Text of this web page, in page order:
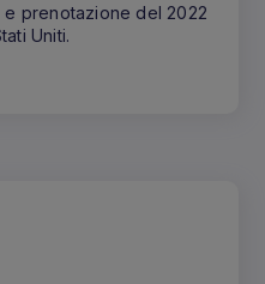
prenotazione del 2022
Uniti.